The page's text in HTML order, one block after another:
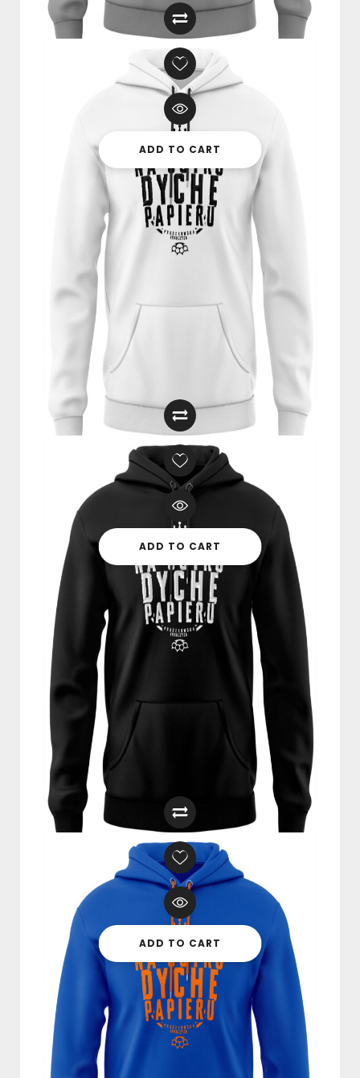
ADD TO CART
BLUZA Z KAPTUREM “NA JUTRO
DYCHĘ PAPIERU” CZARNA
249,00
ADD TO CART
BLUZA Z KAPTUREM “NA JUTRO
DYCHĘ PAPIERU” NIEBIESKA
249,00 zł
ADD TO CART